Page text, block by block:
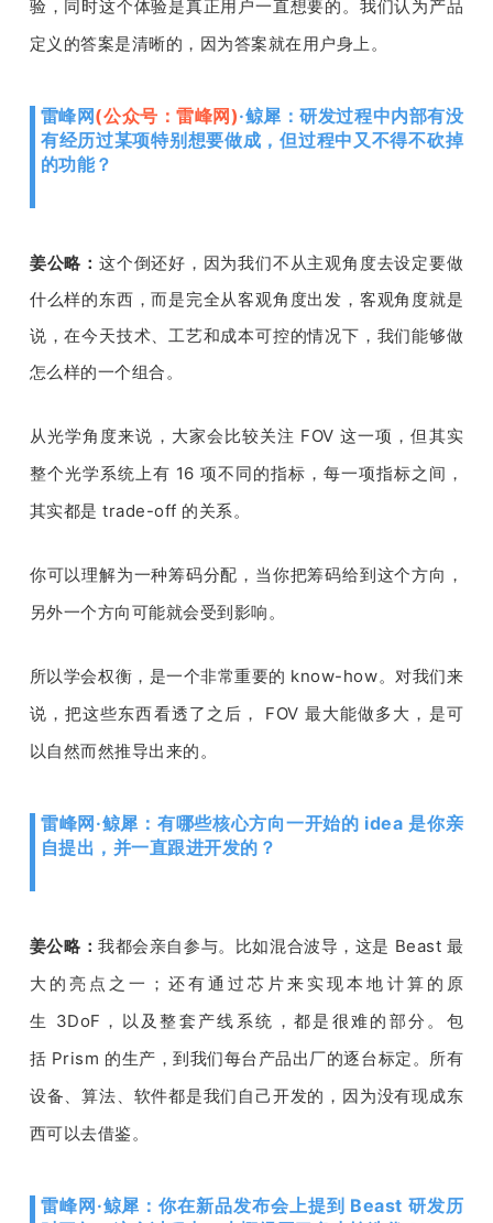
验，同时这个体验是真正用户一直想要的。我们认为产品
定义的答案是清晰的，因为答案就在用户身上。
雷峰网(公众号：雷峰网)·鲸犀：研发过程中内部有没
有经历过某项特别想要做成，但过程中又不得不砍掉
的功能？
姜公略： 这个倒还好，因为我们不从主观角度去设定要做
什么样的东西，而是完全从客观角度出发，客观角度就是
说，在今天技术、工艺和成本可控的情况下，我们能够做
怎么样的一个组合。
从光学角度来说，大家会比较关注 FOV 这一项，但其实
整个光学系统上有 16 项不同的指标，每一项指标之间，
其实都是 trade-off 的关系。
你可以理解为一种筹码分配，当你把筹码给到这个方向，
另外一个方向可能就会受到影响。
所以学会权衡，是一个非常重要的 know-how。对我们来
说，把这些东西看透了之后， FOV 最大能做多大，是可
以自然而然推导出来的。
雷峰网·鲸犀：有哪些核心方向一开始的 idea 是你亲
自提出，并一直跟进开发的？
姜公略：我都会亲自参与。比如混合波导，这是 Beast 最
大的亮点之一；还有通过芯片来实现本地计算的原
生 3DoF ，以及整套产线系统，都是很难的部分。包
括 Prism 的生产，到我们每台产品出厂的逐台标定。所有
设备、算法、软件都是我们自己开发的，因为没有现成东
西可以去借鉴。
雷峰网·鲸犀：你在新品发布会上提到 Beast 研发历